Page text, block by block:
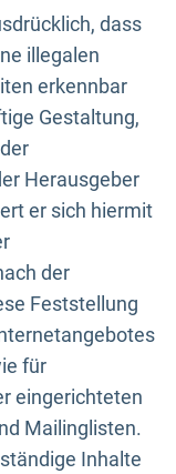
dass
illegalen
erkennbar
Gestaltung,
Herausgeber
er sich hiermit
der
Feststellung
für
eingerichteten
Mailinglisten.
Inhalte